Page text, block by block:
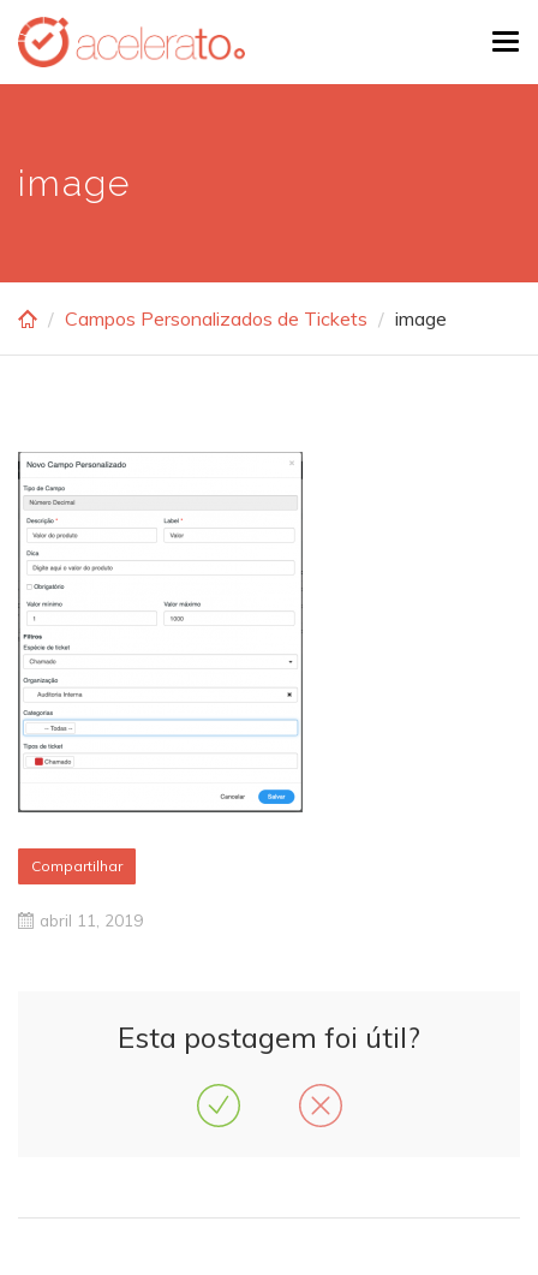
Skip
main
image
Campos Personalizados de Tickets image
Compartilhar
abril 11, 2019
Esta postagem foi útil?